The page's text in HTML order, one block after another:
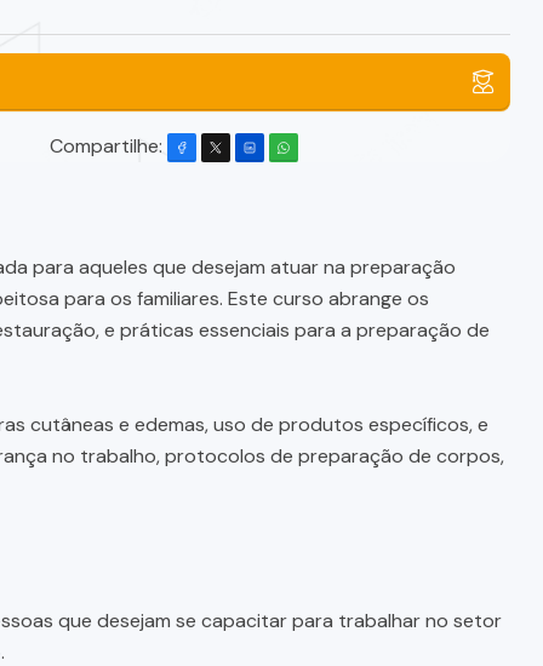
Compartilhe:
para aqueles que desejam atuar na preparação
para os familiares. Este curso abrange os
e práticas essenciais para a preparação de
cutâneas e edemas, uso de produtos específicos, e
no trabalho, protocolos de preparação de corpos,
que desejam se capacitar para trabalhar no setor